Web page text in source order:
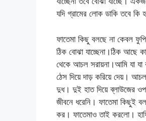
যদি গ্রামের লোক ডাকি তবে কি
ফাতেমা কিছু বলছে না কেবল
ঠিক বোঝা যাচ্ছেনা।ঠিক আছে
থেকে আচল সরায়না।আমি যা যা
ঠেস দিয়ে দাড় করিয়ে দেয়।
দুধ। দুই হাত দিয়ে ব্লাউজের
জীবনে ধরেনি। ফাতেমা কিছুই
কর। ফাতেমাও তাই করলো।